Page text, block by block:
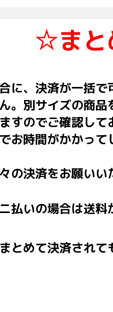
☆まと
に、決済が一括で
。別サイズの商
すのでご確認し
お時間がかかって
決済をお願いい
いの場合は送料
めて決済されて